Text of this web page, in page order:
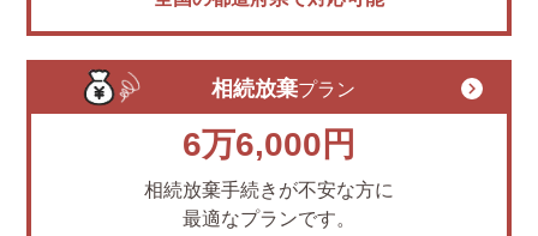
相続放棄プラン
6万6,000円
相続放棄手続きが不安な方に
最適なプランです。